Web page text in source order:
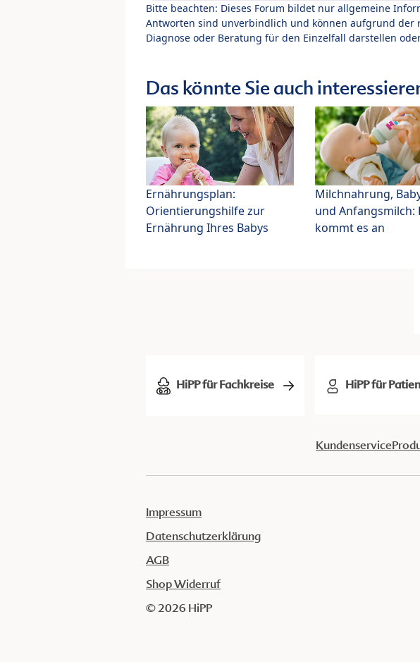
Bitte beachten: Dieses Forum bildet nur allgemeine
Antworten sind unverbindlich und können aufgrund der
Diagnose oder Beratung für den Einzelfall darstellen
Das könnte Sie auch
Ernährungsplan:
Orientierungshilfe zur
Ernährung Ihres Babys
Milchnahrung,
und Anfangsmilch:
kommt es an
HiPP für Fachkreise HiPP für
Kundenservice
Impressum
Datenschutzerklärung
AGB
Shop Widerruf
© 2026 HiPP